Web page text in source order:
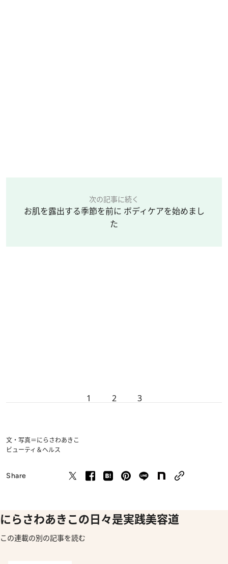
次の記事に続く
お肌を露出する季節を前に ボディケアを始めまし
た
1 2 3
文・写真＝にらさわあきこ
ビューティ＆ヘルス
Share
にらさわあきこの日々是実践美容道
この連載の別の記事を読む